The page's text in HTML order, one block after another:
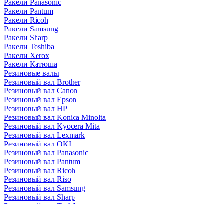
Ракели Panasonic
Ракели Pantum
Ракели Ricoh
Ракели Samsung
Ракели Sharp
Ракели Toshiba
Ракели Xerox
Ракели Катюша
Резиновые валы
Резиновый вал Brother
Резиновый вал Canon
Резиновый вал Epson
Резиновый вал HP
Резиновый вал Konica Minolta
Резиновый вал Kyocera Mita
Резиновый вал Lexmark
Резиновый вал OKI
Резиновый вал Panasonic
Резиновый вал Pantum
Резиновый вал Ricoh
Резиновый вал Riso
Резиновый вал Samsung
Резиновый вал Sharp